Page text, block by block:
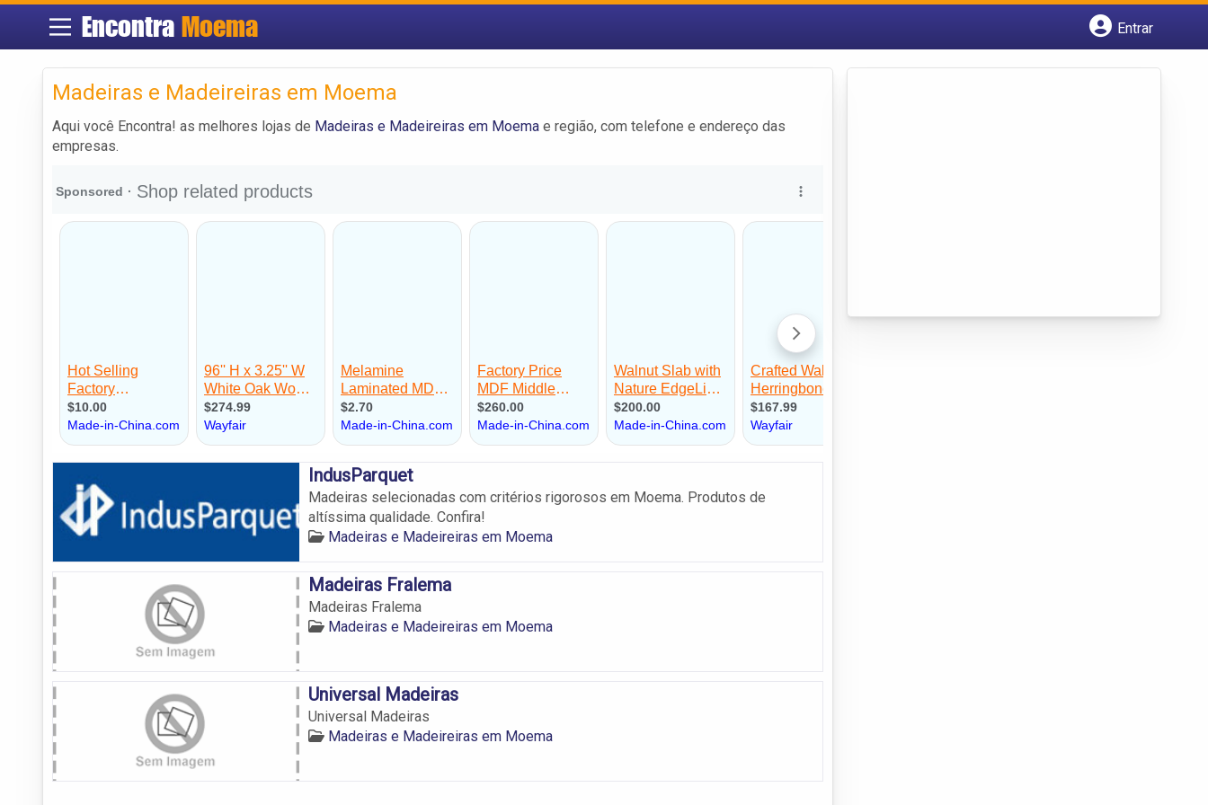
Encontra Moema
Entrar
Madeiras e Madeireiras em Moema
Aqui você Encontra! as melhores lojas de Madeiras e Madeireiras em Moema e região, com telefone e endereço das
empresas.
IndusParquet
Madeiras selecionadas com critérios rigorosos em Moema. Produtos de
altíssima qualidade. Confira!
Madeiras e Madeireiras em Moema
Madeiras Fralema
Madeiras Fralema
Madeiras e Madeireiras em Moema
Universal Madeiras
Universal Madeiras
Madeiras e Madeireiras em Moema